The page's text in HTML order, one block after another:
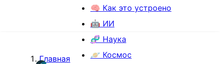
🧠 Как это устроено
🤖 ИИ
🧬 Наука
🪐 Космос
Главная